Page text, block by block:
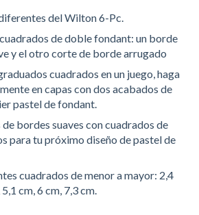
del Wilton 6-Pc.
de doble fondant: un borde
y el otro corte de borde arrugado
cuadrados en un juego, haga
en capas con dos acabados de
pastel de fondant.
bordes suaves con cuadrados de
para tu próximo diseño de pastel de
cuadrados de menor a mayor: 2,4
cm, 6 cm, 7,3 cm.